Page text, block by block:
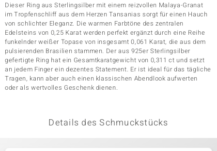
Dieser Ring aus Sterlingsilber mit einem reizvollen Malaya-Granat
im Tropfenschliff aus dem Herzen Tansanias sorgt für einen Hauch
von schlichter Eleganz. Die warmen Farbtöne des zentralen
Edelsteins von 0,25 Karat werden perfekt ergänzt durch eine Reihe
funkelnder weißer Topase von insgesamt 0,061 Karat, die aus dem
pulsierenden Brasilien stammen. Der aus 925er Sterlingsilber
gefertigte Ring hat ein Gesamtkaratgewicht von 0,311 ct und setzt
an jedem Finger ein dezentes Statement. Er ist ideal für das tägliche
Tragen, kann aber auch einen klassischen Abendlook aufwerten
oder als wertvolles Geschenk dienen.
Details des Schmuckstücks